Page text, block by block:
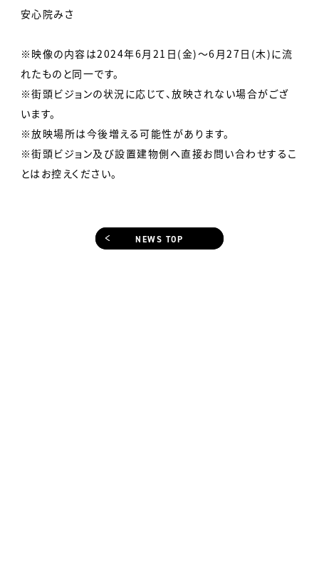
安心院みさ
※映像の内容は2024年6月21日(金)〜6月27日(木)に流
れたものと同一です。
※街頭ビジョンの状況に応じて、放映されない場合がござ
います。
※放映場所は今後増える可能性があります。
※街頭ビジョン及び設置建物側へ直接お問い合わせするこ
とはお控えください。
NEWS TOP